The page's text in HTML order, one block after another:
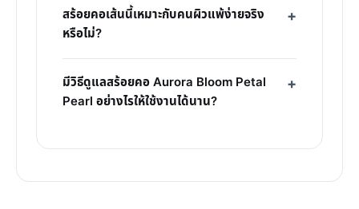
สร้อยคอเส้นนี้เหมาะกับคนผิวแพ้ง่ายจริง
หรือไม่?
มีวิธีดูแลสร้อยคอ Aurora Bloom Petal
Pearl อย่างไรให้ใช้งานได้นาน?